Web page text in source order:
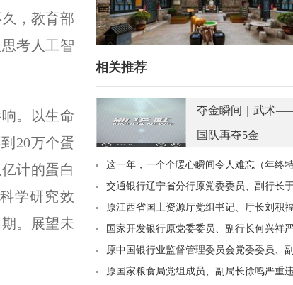
久，教育部
考人工智
。以生命
20万个蛋
计的蛋白
学研究效
。展望未
相关推荐
夺金瞬间｜武术
国队再夺5金
这一年，一个个暖心瞬间令人难忘（年终
道）
交通银行辽宁省分行原党委委员、副行长
被开除党籍和公职
原江西省国土资源厅党组书记、厅长刘积
违纪违法被开除党籍
国家开发银行原党委委员、副行长何兴祥
纪违法被开除党籍和公职
原中国银行业监督管理委员会党委委员、
蔡鄂生严重违纪违法被开除党籍
原国家粮食局党组成员、副局长徐鸣严重